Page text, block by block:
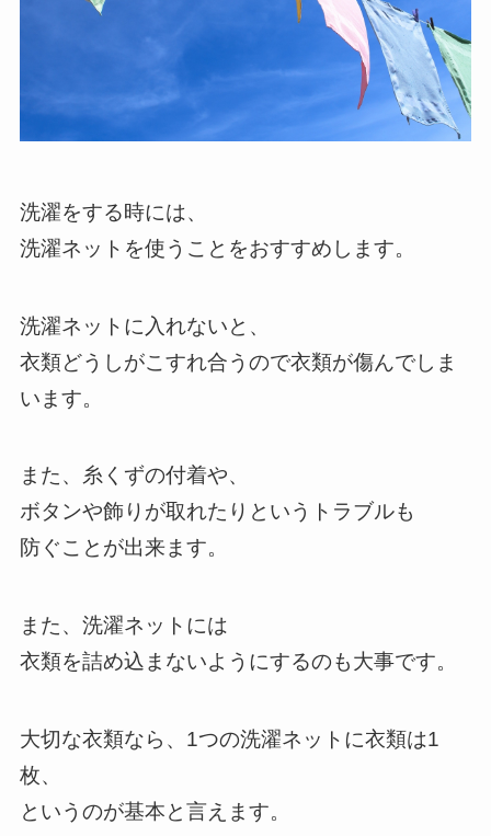
洗濯をする時には、
洗濯ネットを使うことをおすすめします。
洗濯ネットに入れないと、
衣類どうしがこすれ合うので衣類が傷んでしま
います。
また、糸くずの付着や、
ボタンや飾りが取れたりというトラブルも
防ぐことが出来ます。
また、洗濯ネットには
衣類を詰め込まないようにするのも大事です。
大切な衣類なら、1つの洗濯ネットに衣類は1
枚、
というのが基本と言えます。